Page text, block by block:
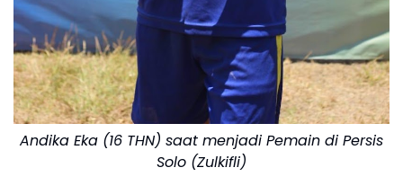
Andika Eka (16 THN) saat menjadi Pemain di Persis
Solo (Zulkifli)